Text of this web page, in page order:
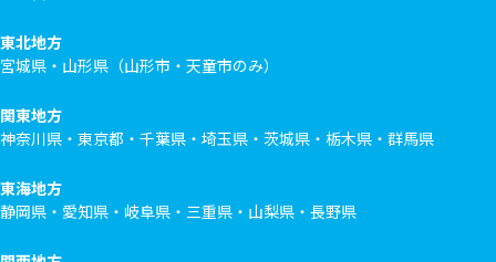
東北地方
宮城県・山形県（山形市・天童市のみ）
関東地方
神奈川県・東京都・千葉県・埼玉県・茨城県・栃木県・群馬県
東海地方
静岡県・愛知県・岐阜県・三重県・山梨県・長野県